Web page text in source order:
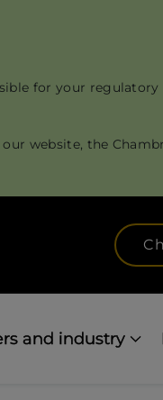
for your
website, the
and industry